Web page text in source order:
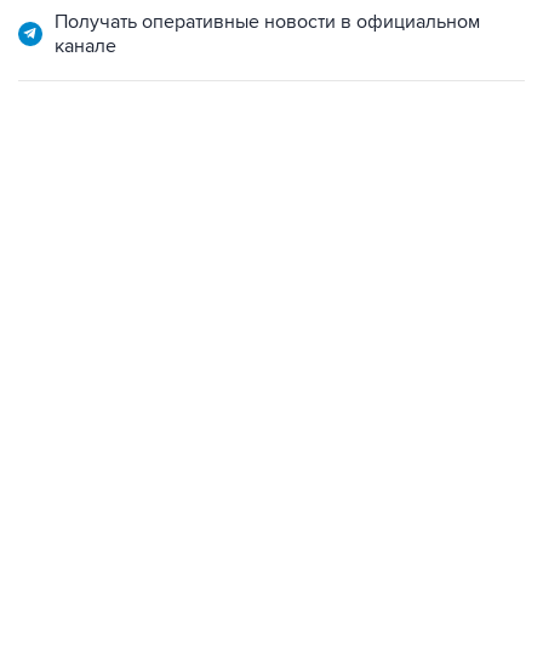
Получать оперативные новости в официальном
канале